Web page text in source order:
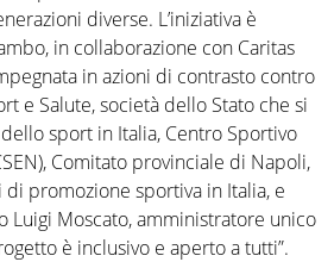
diverse. L’iniziativa è
in collaborazione con Caritas
in azioni di contrasto contro
e Salute, società dello Stato che si
sport in Italia, Centro Sportivo
Comitato provinciale di Napoli,
promozione sportiva in Italia, e
Luigi Moscato, amministratore unico
è inclusivo e aperto a tutti”.